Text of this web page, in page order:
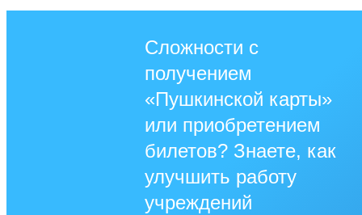
Сложности с
получением
«Пушкинской карты»
или приобретением
билетов? Знаете, как
улучшить работу
учреждений